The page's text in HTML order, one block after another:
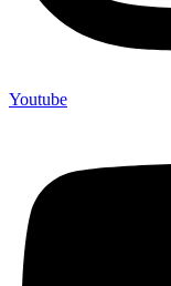
Youtube